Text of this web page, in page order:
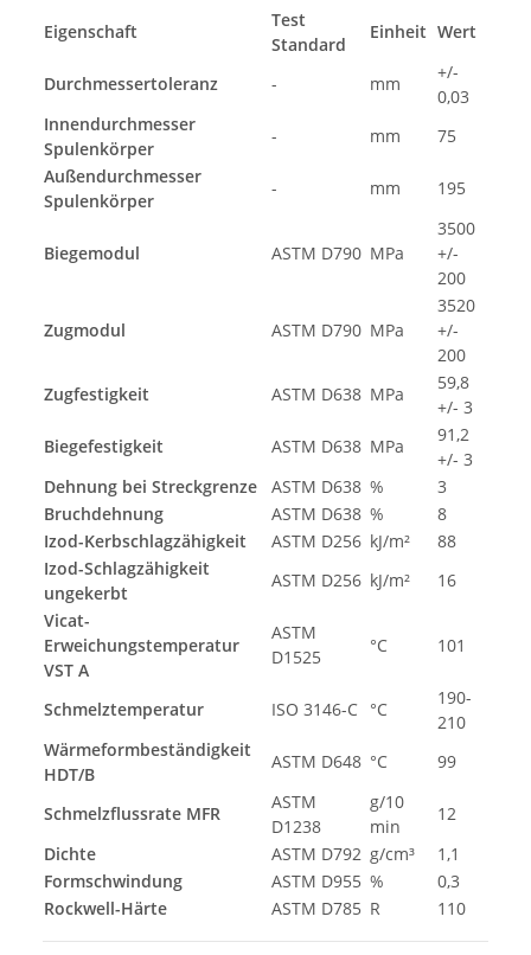
Eigenschaft
Test
Standard
Einheit Wert
Durchmessertoleranz - mm
+/-
0,03
Innendurchmesser
Spulenkörper
- mm
75
Außendurchmesser
Spulenkörper
- mm 195
Biegemodul ASTM D790 MPa
3500
+/-
200
Zugmodul ASTM D790 MPa
3520
+/-
200
Zugfestigkeit
ASTM D638 MPa
59,8
+/- 3
Biegefestigkeit
ASTM D638 MPa
91,2
+/- 3
Dehnung bei Streckgrenze
ASTM D638 %
3
Bruchdehnung
ASTM D638 %
8
Izod-Kerbschlagzähigkeit
ASTM D256 kJ/m²
88
Izod-Schlagzähigkeit
ungekerbt
ASTM D256 kJ/m²
16
Vicat-
Erweichungstemperatur
VST A
ASTM
D1525
°C 101
Schmelztemperatur ISO 3146-C °C
190-
210
Wärmeformbeständigkeit
HDT/B
ASTM D648 °C 99
Schmelzflussrate MFR
ASTM
D1238
g/10
min
12
Dichte
ASTM D792 g/cm³
1,1
Formschwindung
ASTM D955 %
0,3
Rockwell-Härte
ASTM D785 R 110